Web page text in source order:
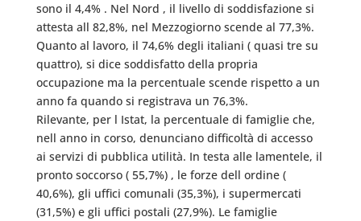
sono il 4,4% . Nel Nord , il livello di soddisfazione si
attesta all 82,8%, nel Mezzogiorno scende al 77,3%.
Quanto al lavoro, il 74,6% degli italiani ( quasi tre su
quattro), si dice soddisfatto della propria
occupazione ma la percentuale scende rispetto a un
anno fa quando si registrava un 76,3%.
Rilevante, per l Istat, la percentuale di famiglie che,
nell anno in corso, denunciano difficoltà di accesso
ai servizi di pubblica utilità. In testa alle lamentele, il
pronto soccorso ( 55,7%) , le forze dell ordine (
40,6%), gli uffici comunali (35,3%), i supermercati
(31,5%) e gli uffici postali (27,9%). Le famiglie